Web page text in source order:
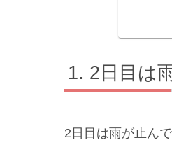
2日目は
2日目は雨が止ん